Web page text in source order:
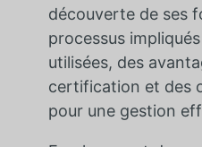
découverte de ses
processus
utilisées, des
certification et des
pour une gestion